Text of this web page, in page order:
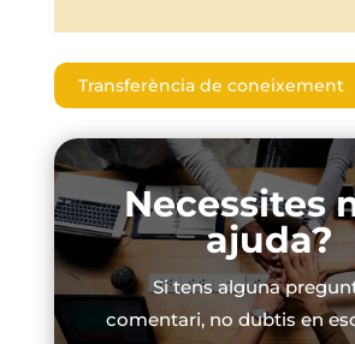
Transferència de coneixement
Necessites
ajuda?
Si tens alguna
comentari, no dubtis en